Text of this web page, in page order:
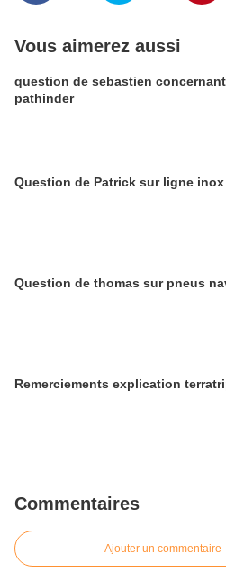
Vous aimerez aussi
question de sebastien
pathinder
Question de Patrick sur ligne
Question de thomas sur pneus
Remerciements explication
Commentaires
Ajouter un commentaire